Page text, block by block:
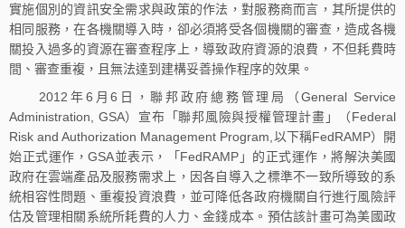
實施個別的資訊安全需求與政策的作法，對服務商而言，其所提供的
相同服務，在各機關導入時，卻必須將受各個機關的審查，造成各機
關投入過多的資源在審查程序上，導致政府資源的浪費，不但耗費時
間、審查重複，且無法達到建構妥善操作程序的效果。
2012年6月6日，聯邦政府總務管理局（General Service
Administration, GSA）宣布「聯邦風險與授權管理計畫」（Federal
Risk and Authorization Management Program,以下稱FedRAMP）開
始正式運作，GSA並表示，「FedRAMP」的正式運作，將解決美國
政府在雲端產品及服務需求上，因各自導入之標準不一致所導致的系
統相容性問題、重複投資浪費，並可降低各政府機關自行進行風險評
估及管理相關系統所耗費的人力、金錢成本。預估該計畫可為美國政